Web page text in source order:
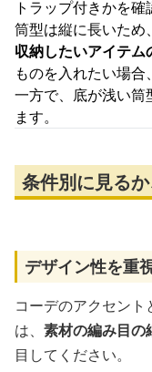
トラップ付きかを確
筒型は縦に長いため
収納したいアイテム
ものを入れたい場合
一方で、底が浅い筒
ます。
条件別に見る
デザイン性を重
コーデのアクセン
は、 素材の編み目の
目してください。